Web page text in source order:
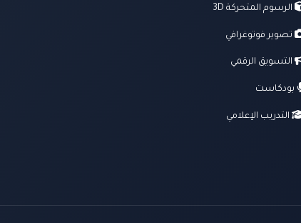
الرسوم المتحركة 3D
تصوير فوتوغرافي
التسويق الرقمي
بودكاست
التدريب الإعلامي